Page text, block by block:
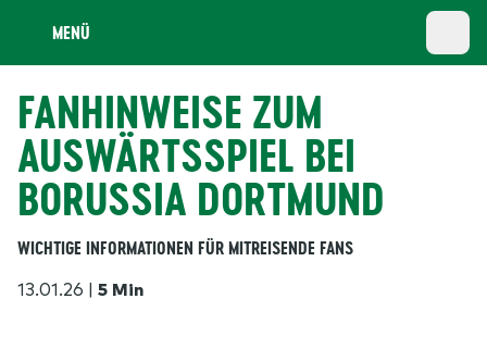
MENÜ
FANHINWEISE ZUM
AUSWÄRTSSPIEL BEI
BORUSSIA DORTMUND
WICHTIGE INFORMATIONEN FÜR MITREISENDE FANS
13.01.26 | 5 Min